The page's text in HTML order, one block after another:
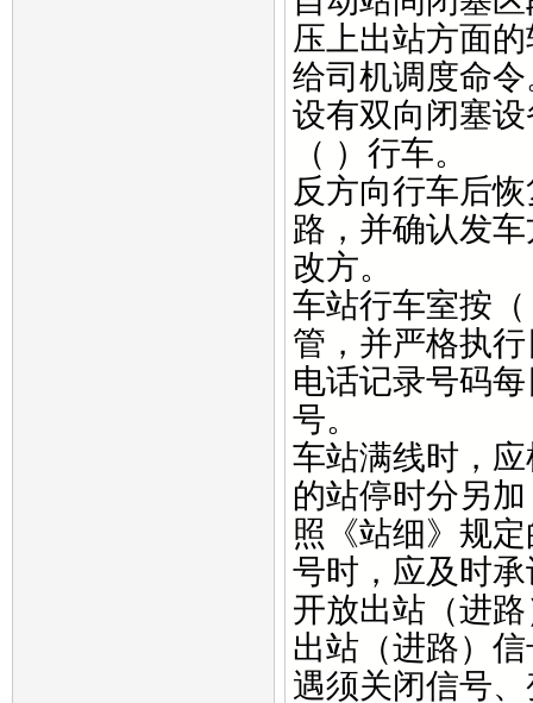
压上出站方面
给司机调度命令
设有双向闭塞
（ ）行车。
反方向行车后
路，并确认发
改方。
车站行车室按
管，并严格执
电话记录号码
号。
车站满线时，
的站停时分另
照《站细》规
号时，应及时
开放出站（进
出站（进路）
遇须关闭信号